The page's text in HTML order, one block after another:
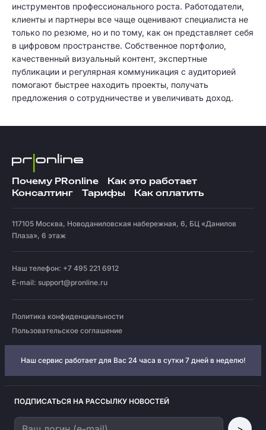
инструментов профессионального роста. Работодатели,
клиенты и партнеры все чаще оценивают специалиста не
только по резюме, но и по тому, как он представляет себя
в цифровом пространстве. Собственное портфолио,
качественный визуальный контент, экспертные
публикации и регулярная коммуникация с аудиторией
помогают быстрее находить проекты, получать
предложения о сотрудничестве и увеличивать доход.
Почему PRonline
Как это работает
Консалтинг
Тарифы Как оплатить
117105 Москва, Новоданиловская набережная, 6, БЦ «Данилов
Плаза», 6 этаж
Наш телефон: +7 495 221 6912
E-mail: support@pronline.ru
Политика конфиденциальности
Пользовательское соглашение
Наш сервис работает для Вас 24 часа в сутки 7 дней в неделю!
ПОДПИСАТЬСЯ НА РАССЫЛКУ НОВОСТЕЙ